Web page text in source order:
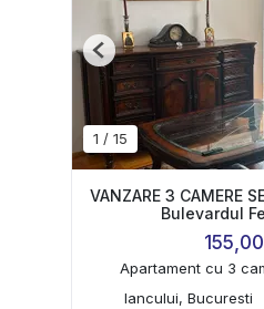
1 / 15
Previous
VANZARE 3 CAMERE
Bulevardul
Apartament cu 3
Iancului, Bucuresti